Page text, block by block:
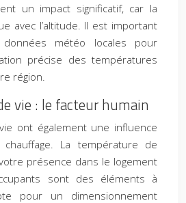
un impact significatif, car la
avec l’altitude. Il est important
météo locales pour
précise des températures
région.
vie : le facteur humain
ont également une influence
La température de
présence dans le logement
sont des éléments à
pour un dimensionnement